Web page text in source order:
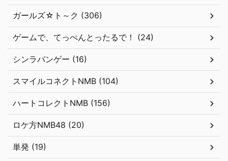
ガールズ☆ト～ク (306)
ゲームで、てっぺんとったるで！ (24)
シンラバンゲー (16)
スマイルコネクトNMB (104)
ハートコレクトNMB (156)
ロケ方NMB48 (20)
単発 (19)